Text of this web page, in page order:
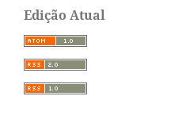
Edição Atual